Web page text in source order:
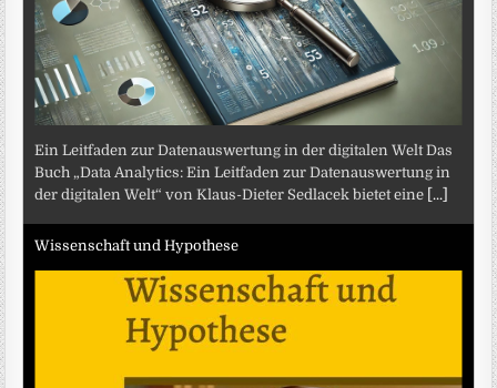
Ein Leitfaden zur Datenauswertung in der digitalen Welt Das
Buch „Data Analytics: Ein Leitfaden zur Datenauswertung in
der digitalen Welt“ von Klaus-Dieter Sedlacek bietet eine [...]
Wissenschaft und Hypothese